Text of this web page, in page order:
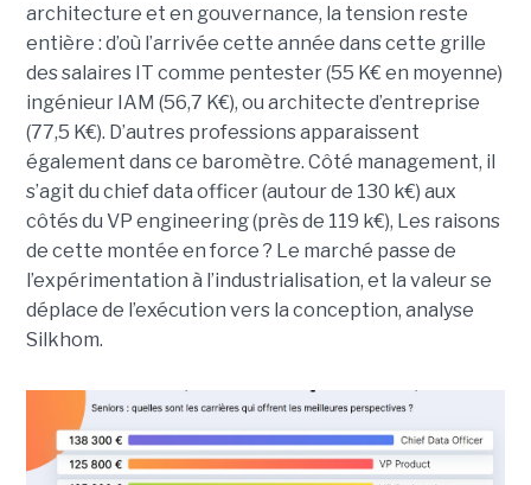
architecture et en gouvernance, la tension reste
entière : d’où l’arrivée cette année dans cette grille
des salaires IT comme pentester (55 K€ en moyenne)
ingénieur IAM (56,7 K€), ou architecte d’entreprise
(77,5 K€). D’autres professions apparaissent
également dans ce baromètre. Côté management, il
s’agit du chief data officer (autour de 130 k€) aux
côtés du VP engineering (près de 119 k€), Les raisons
de cette montée en force ? Le marché passe de
l’expérimentation à l’industrialisation, et la valeur se
déplace de l’exécution vers la conception, analyse
Silkhom.